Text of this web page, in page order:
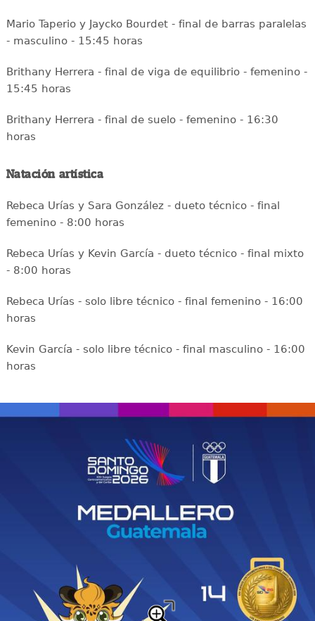
Mario Taperio y Jaycko Bourdet - final de barras paralelas
- masculino - 15:45 horas
Brithany Herrera - final de viga de equilibrio - femenino -
15:45 horas
Brithany Herrera - final de suelo - femenino - 16:30
horas
Natación artística
Rebeca Urías y Sara González - dueto técnico - final
femenino - 8:00 horas
Rebeca Urías y Kevin García - dueto técnico - final mixto
- 8:00 horas
Rebeca Urías - solo libre técnico - final femenino - 16:00
horas
Kevin García - solo libre técnico - final masculino - 16:00
horas